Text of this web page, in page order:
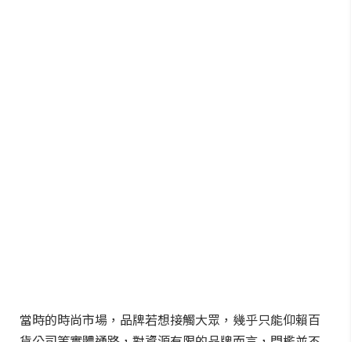
當時的時尚市場，品牌若想接觸大眾，幾乎只能仰賴百